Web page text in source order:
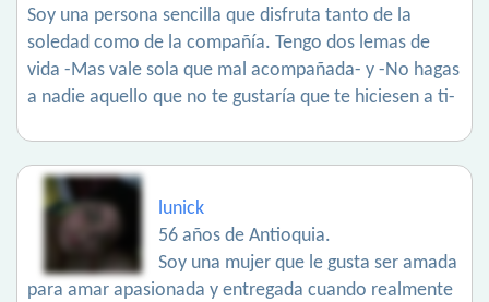
Soy una persona sencilla que disfruta tanto de la
soledad como de la compañía. Tengo dos lemas de
vida -Mas vale sola que mal acompañada- y -No hagas
a nadie aquello que no te gustaría que te hiciesen a ti-
lunick
56 años de Antioquia.
Soy una mujer que le gusta ser amada
para amar apasionada y entregada cuando realmente